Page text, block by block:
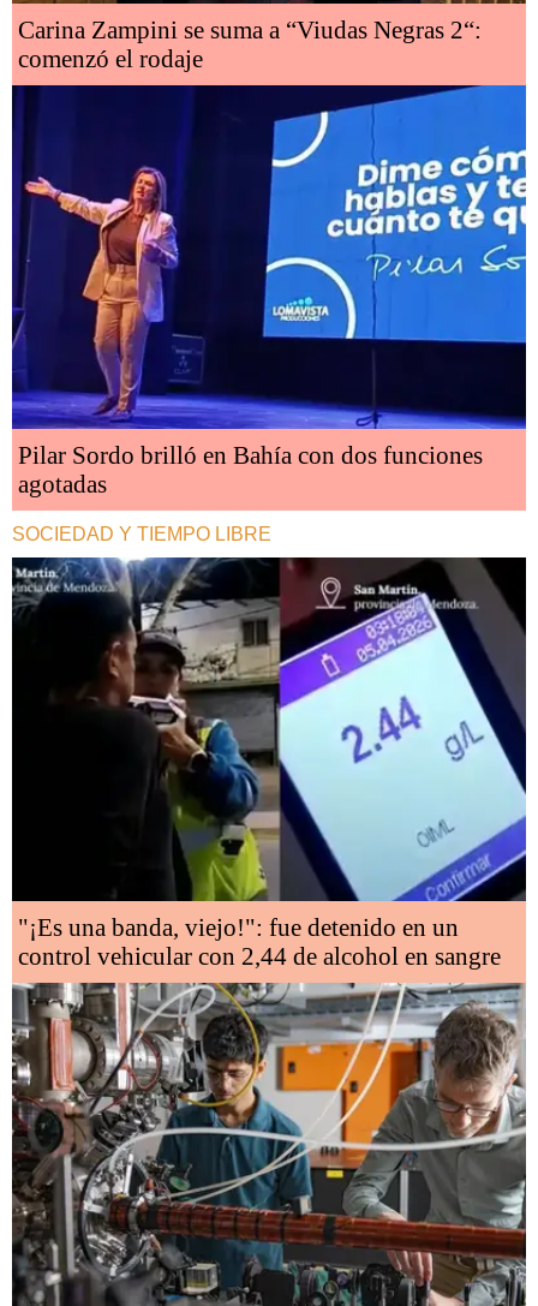
Carina Zampini se suma a “Viudas Negras 2“:
comenzó el rodaje
Pilar Sordo brilló en Bahía con dos funciones
agotadas
SOCIEDAD Y TIEMPO LIBRE
"¡Es una banda, viejo!": fue detenido en un
control vehicular con 2,44 de alcohol en sangre